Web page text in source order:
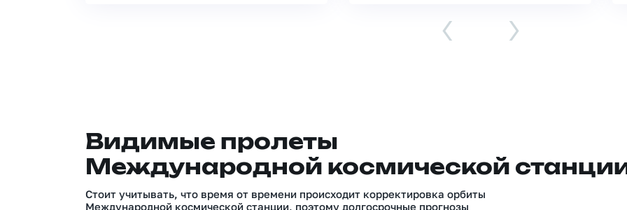
‹ ›
Видимые пролеты
Международной космической
Стоит учитывать, что время от времени происходит корректировка орбиты
Международной космической станции, поэтому долгосрочные прогнозы